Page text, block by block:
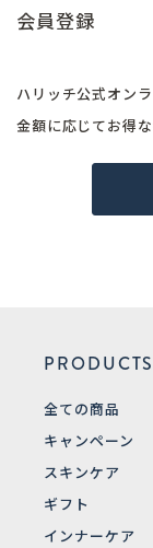
会員登録
ハリッチ公式オン
金額に応じてお得
PRODUCTS
全ての商品
キャンペーン
スキンケア
ギフト
インナーケア